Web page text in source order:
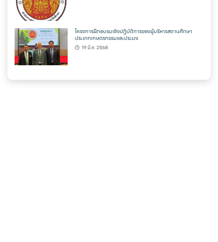
โครงการฝึกอบรมเชิงปฏิบัติการของผู้บริหารสถานศึกษา
ประเภทเกษตรกรรมและประมง
19 มี.ค. 2568